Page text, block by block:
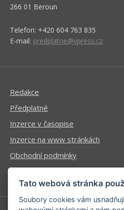
266 01 Beroun
Telefon: +420 604 763 835
E-mail: predplatne@vpress.cz
Redakce
Předplatné
Inzerce v časopise
Inzerce na www stránkách
Obchodní podmínky
Ochrana osobních údajů
Tato webová stránka
Soubory cookies vám